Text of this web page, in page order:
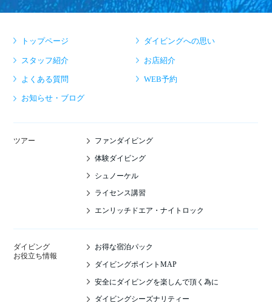
トップページ ダイビングへの思い
スタッフ紹介 お店紹介
よくある質問 WEB予約
お知らせ・ブログ
ツアー ファンダイビング
体験ダイビング
シュノーケル
ライセンス講習
エンリッチドエア・ナイトロック
ダイビング
お役立ち情報
お得な宿泊パック
ダイビングポイントMAP
安全にダイビングを楽しんで頂く為に
ダイビングシーズナリティー